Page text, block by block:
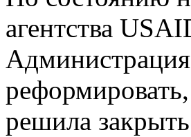
агентства
решила